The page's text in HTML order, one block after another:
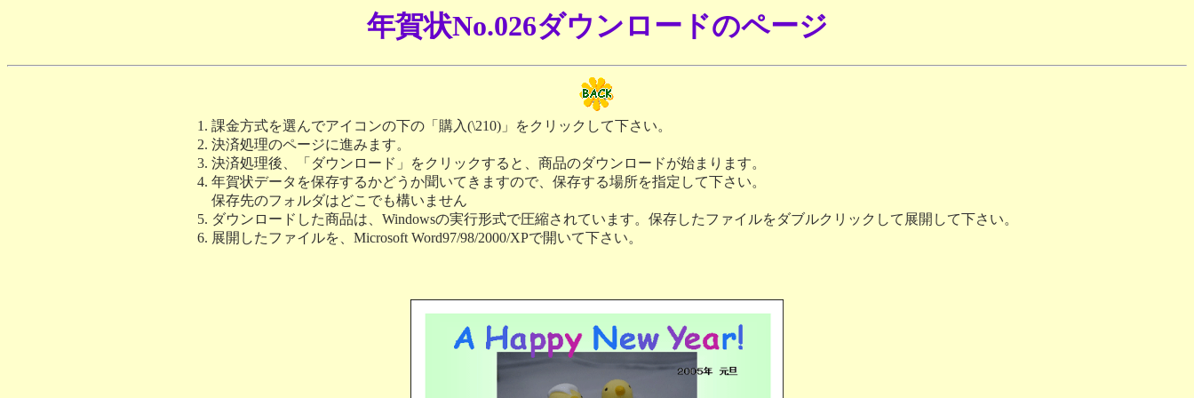
年賀状No.026ダウンロードのページ
課金方式を選んでアイコンの下の「購入(\210)」をクリックして下さい。
決済処理のページに進みます。
決済処理後、「ダウンロード」をクリックすると、商品のダウンロードが始まります。
年賀状データを保存するかどうか聞いてきますので、保存する場所を指定して下さい。
保存先のフォルダはどこでも構いません
ダウンロードした商品は、Windowsの実行形式で圧縮されています。保存したファイルをダブルクリックして展開して下さい。
展開したファイルを、Microsoft Word97/98/2000/XPで開いて下さい。